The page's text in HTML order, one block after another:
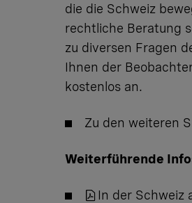
die die Schweiz
rechtliche Beratung
zu diversen Fragen
Ihnen der
kostenlos an.
Zu den weiteren
Weiterführende
​In der Schweiz